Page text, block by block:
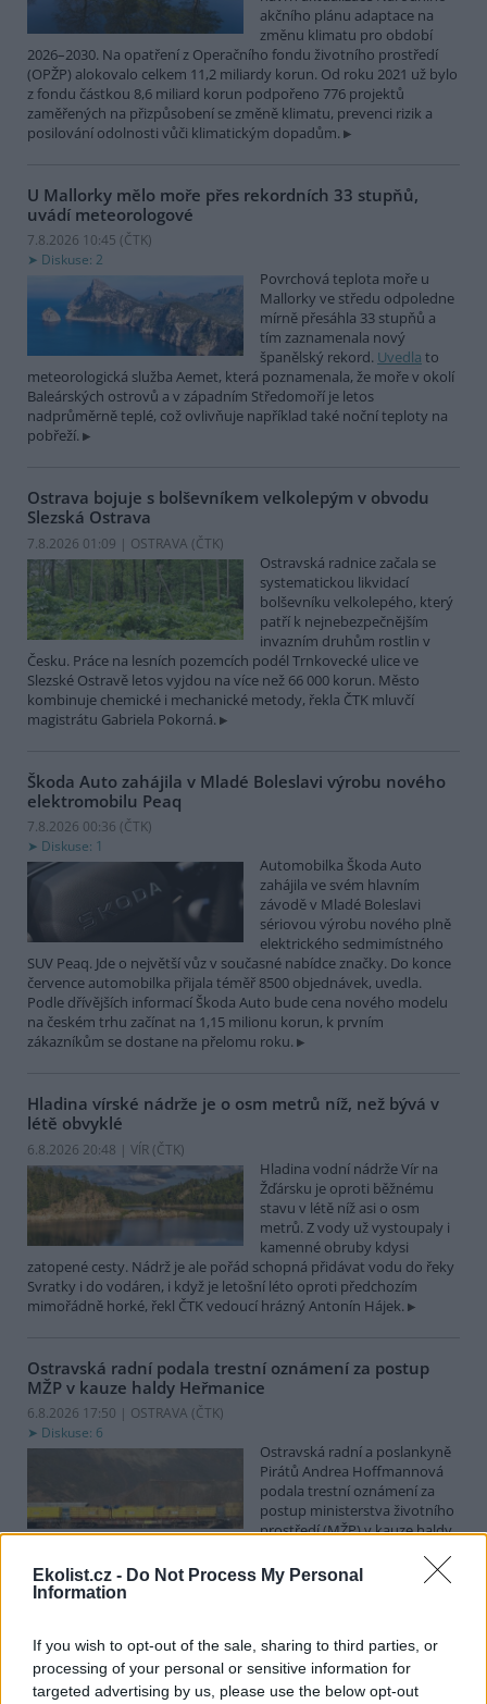
Ekolist.cz - Do Not Process My Personal
Information
If you wish to opt-out of the sale, sharing to third parties, or
processing of your personal or sensitive information for
targeted advertising by us, please use the below opt-out
akčního plánu adaptace na
změnu klimatu pro období
2026–2030. Na opatření z Operačního fondu životního prostředí
(OPŽP) alokovalo celkem 11,2 miliardy korun. Od roku 2021 už bylo
z fondu částkou 8,6 miliard korun podpořeno 776 projektů
zaměřených na přizpůsobení se změně klimatu, prevenci rizik a
posilování odolnosti vůči klimatickým dopadům.
U Mallorky mělo moře přes rekordních 33 stupňů,
uvádí meteorologové
7.8.2026 10:45 (ČTK)
Diskuse: 2
Povrchová teplota moře u
Mallorky ve středu odpoledne
mírně přesáhla 33 stupňů a
tím zaznamenala nový
španělský rekord. Uvedla to
meteorologická služba Aemet, která poznamenala, že moře v okolí
Baleárských ostrovů a v západním Středomoří je letos
nadprůměrně teplé, což ovlivňuje například také noční teploty na
pobřeží.
Ostrava bojuje s bolševníkem velkolepým v obvodu
Slezská Ostrava
7.8.2026 01:09 | OSTRAVA (ČTK)
Ostravská radnice začala se
systematickou likvidací
bolševníku velkolepého, který
patří k nejnebezpečnějším
invazním druhům rostlin v
Česku. Práce na lesních pozemcích podél Trnkovecké ulice ve
Slezské Ostravě letos vyjdou na více než 66 000 korun. Město
kombinuje chemické i mechanické metody, řekla ČTK mluvčí
magistrátu Gabriela Pokorná.
Škoda Auto zahájila v Mladé Boleslavi výrobu nového
elektromobilu Peaq
7.8.2026 00:36 (ČTK)
Diskuse: 1
Automobilka Škoda Auto
zahájila ve svém hlavním
závodě v Mladé Boleslavi
sériovou výrobu nového plně
elektrického sedmimístného
SUV Peaq. Jde o největší vůz v současné nabídce značky. Do konce
července automobilka přijala téměř 8500 objednávek, uvedla.
Podle dřívějších informací Škoda Auto bude cena nového modelu
na českém trhu začínat na 1,15 milionu korun, k prvním
zákazníkům se dostane na přelomu roku.
Hladina vírské nádrže je o osm metrů níž, než bývá v
létě obvyklé
6.8.2026 20:48 | VÍR (ČTK)
Hladina vodní nádrže Vír na
Žďársku je oproti běžnému
stavu v létě níž asi o osm
metrů. Z vody už vystoupaly i
kamenné obruby kdysi
zatopené cesty. Nádrž je ale pořád schopná přidávat vodu do řeky
Svratky i do vodáren, i když je letošní léto oproti předchozím
mimořádně horké, řekl ČTK vedoucí hrázný Antonín Hájek.
Ostravská radní podala trestní oznámení za postup
MŽP v kauze haldy Heřmanice
6.8.2026 17:50 | OSTRAVA (ČTK)
Diskuse: 6
Ostravská radní a poslankyně
Pirátů Andrea Hoffmannová
podala trestní oznámení za
postup ministerstva životního
prostředí (MŽP) v kauze haldy
pirátská strana. Požaduje, aby policie prověřila okolnosti odebrání
případu České inspekci životního prostředí (ČIŽP) a zastavení řízení.
dalším osobám, jejichž účast na popsaném postupu může být
zjištěna prověřováním. Stanovisko MŽP a ČIŽP ČTK shání.